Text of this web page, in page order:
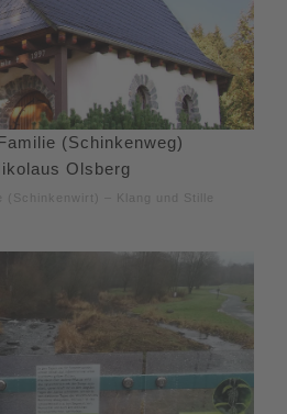
(Schinkenweg)
Olsberg
(Schinkenwirt) – Klang und Stille